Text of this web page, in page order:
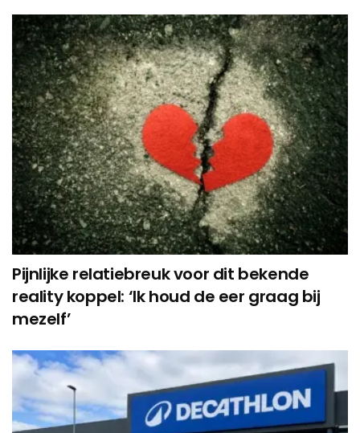
Pijnlijke relatiebreuk voor dit bekende
reality koppel: ‘Ik houd de eer graag bij
mezelf’